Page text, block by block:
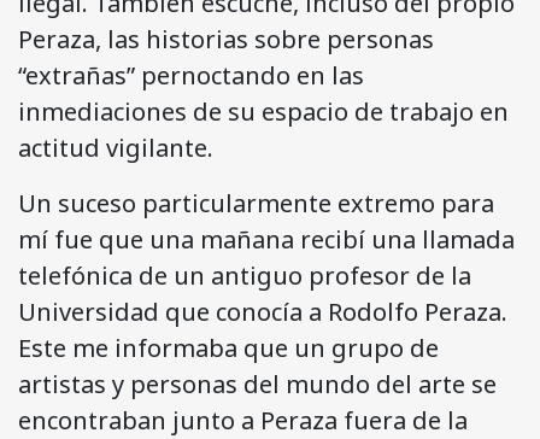
Peraza, las historias sobre personas
“extrañas” pernoctando en las
inmediaciones de su espacio de trabajo en
actitud vigilante.
Un suceso particularmente extremo para
mí fue que una mañana recibí una llamada
telefónica de un antiguo profesor de la
Universidad que conocía a Rodolfo Peraza.
Este me informaba que un grupo de
artistas y personas del mundo del arte se
encontraban junto a Peraza fuera de la